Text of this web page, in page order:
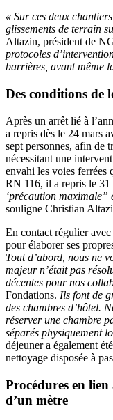
« Sur ces deux
glissements de terrain
Altazin, président de
protocoles
barrières, avant même
Des conditions de
Après un arrêt lié à
a repris dès le 24 mars
sept personnes, afin de
nécessitant une
envahi les voies ferrées
RN 116, il a repris le 31
‘précaution maximale”
souligne Christian
En contact régulier
pour élaborer ses
Tout d’abord, nous ne
majeur n’était pas
décentes pour nos
Fondations. Ils font de
des chambres d’hôtel.
réserver une chambre
séparés physiquement
déjeuner a également
nettoyage disposée à
Procédures en
d’un mètre